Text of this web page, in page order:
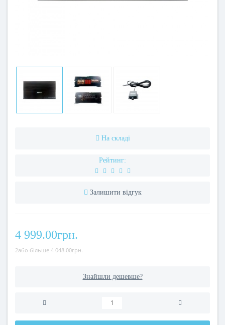
На складі
Рейтинг:
Залишити відгук
4 999.00грн.
2або більше 4 048.00грн.
Знайшли дешевше?